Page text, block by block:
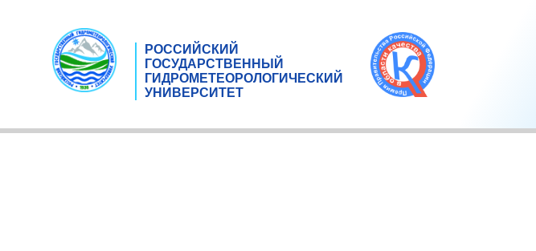
РОССИЙСКИЙ
ГОСУДАРСТВЕННЫЙ
ГИДРОМЕТЕОРОЛОГИЧЕСКИЙ
УНИВЕРСИТЕТ